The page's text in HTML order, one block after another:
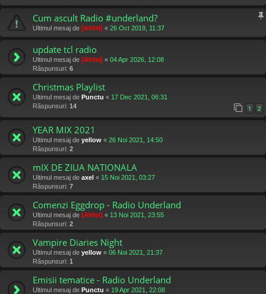
Cum ascult Radio #underland?
Ultimul mesaj de [Altfel] « 26 Oct 2019, 11:37
update tcl radio
Ultimul mesaj de [Altfel] « 04 Apr 2026, 12:08
Răspunsuri: 6
Christmas Playlist
Ultimul mesaj de Punctu « 17 Dec 2021, 06:31
Răspunsuri: 14 1 2
YEAR MIX 2021
Ultimul mesaj de yellow « 26 Noi 2021, 14:50
Răspunsuri: 2
mIX DE ZIUA NATIONALA
Ultimul mesaj de axel « 15 Noi 2021, 03:27
Răspunsuri: 7
Comenzi Eggdrop - Radio Underland
Ultimul mesaj de [Altfel] « 13 Noi 2021, 23:55
Răspunsuri: 2
Vampire Diaries Night
Ultimul mesaj de yellow « 06 Noi 2021, 21:37
Răspunsuri: 1
Emisii tematice - Radio Underland
Ultimul mesaj de Punctu « 19 Apr 2021, 22:08